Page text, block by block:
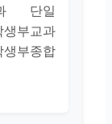
단일
부교과
부종합